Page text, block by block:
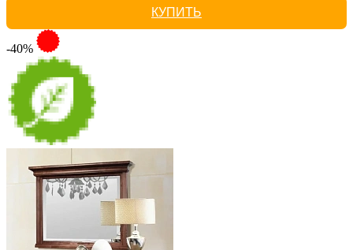
КУПИТЬ
-40%